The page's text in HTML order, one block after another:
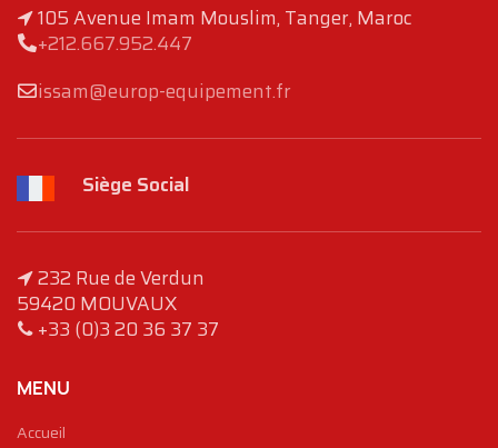
105 Avenue Imam Mouslim, Tanger, Maroc
+212.667.952.447
issam@europ-equipement.fr
Siège Social
232 Rue de Verdun
59420 MOUVAUX
+33 (0)3 20 36 37 37
MENU
Accueil